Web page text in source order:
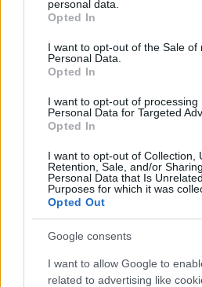
grant or deny consent to Google
use your data for below specified
consent section.
personal data.
Opted In
I want to opt-out of the Sale of
Personal Data.
Opted In
I want to opt-out of processing
Personal Data for Targeted
Opted In
I want to opt-out of Collection,
Retention, Sale, and/or
Personal Data that Is
Purposes for which it was
Opted Out
Google consents
I want to allow Google to
related to advertising like
Astroloģe izceļ 3
zodiaka zīmes, kurām ir
nosliece uz emocionālu
cilvēkiem
Atcelt